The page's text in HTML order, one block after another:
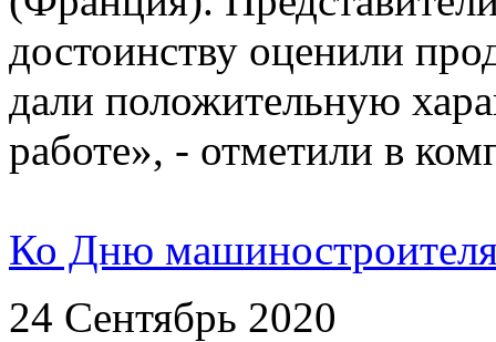
достоинству оценили
дали положительную
работе», - отметили в
Ко Дню
24 Сентябрь 2020